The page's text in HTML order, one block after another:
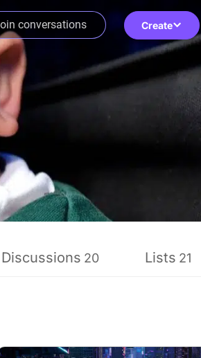
Create
Discussions 20 Lists 21